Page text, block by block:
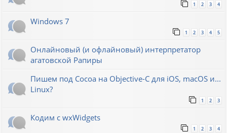
1 2 3 4
Windows 7
1 2 3 4 5
Онлайновый (и офлайновый) интерпретатор
агатовской Рапиры
Пишем под Cocoa на Objective-C для iOS, macOS и...
Linux?
1 2 3
Кодим с wxWidgets
1 2 3 4